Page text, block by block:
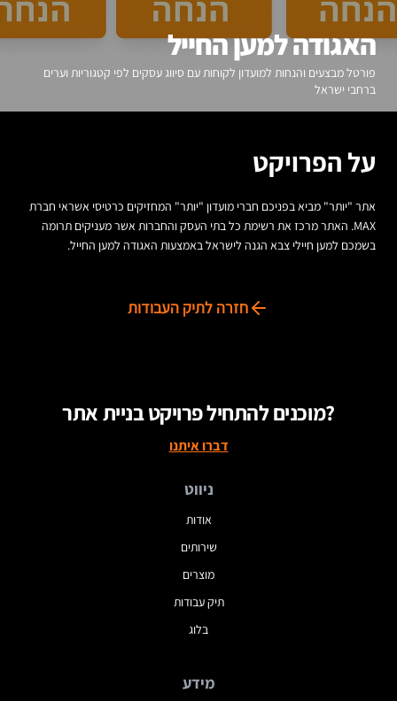
האגודה למען החייל
פורטל מבצעים והנחות למועדון לקוחות עם סיווג עסקים לפי קטגוריות וערים
ברחבי ישראל
על הפרויקט
אתר "יותר" מביא בפניכם חברי מועדון "יותר" המחזיקים כרטיסי אשראי חברת
MAX. האתר מרכז את רשימת כל בתי העסק והחברות אשר מעניקים תרומה
בשמכם למען חיילי צבא הגנה לישראל באמצעות האגודה למען החייל.
חזרה לתיק העבודות
מוכנים להתחיל פרויקט בניית אתר?
דברו איתנו
ניווט
אודות
שירותים
מוצרים
תיק עבודות
בלוג
מידע